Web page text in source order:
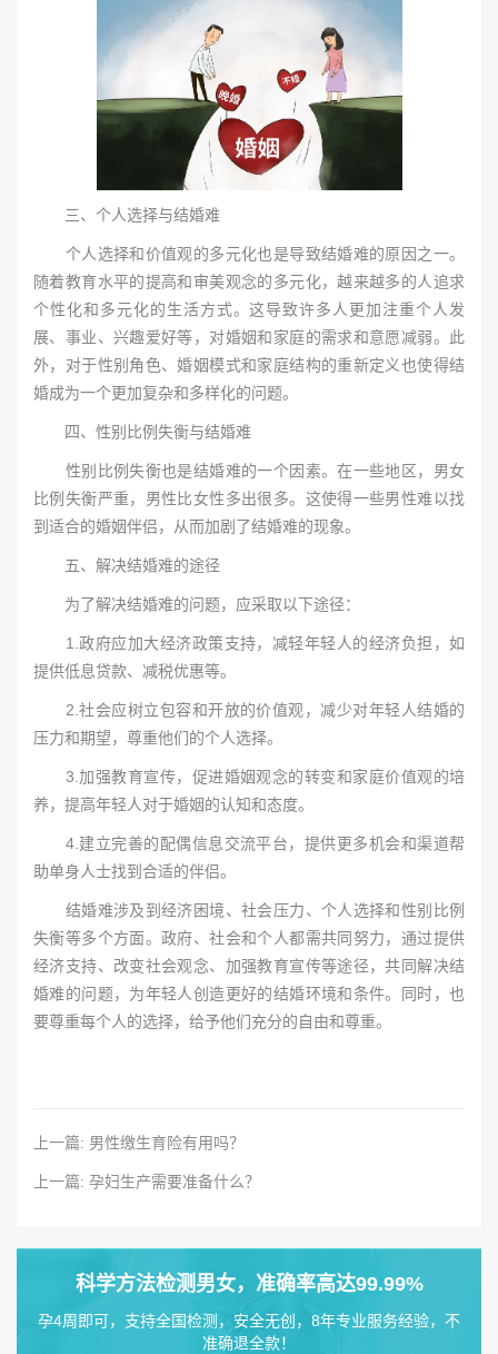
三、个人选择与结婚难
个人选择和价值观的多元化也是导致结婚难的原因之一。
随着教育水平的提高和审美观念的多元化，越来越多的人追求
个性化和多元化的生活方式。这导致许多人更加注重个人发
展、事业、兴趣爱好等，对婚姻和家庭的需求和意愿减弱。此
外，对于性别角色、婚姻模式和家庭结构的重新定义也使得结
婚成为一个更加复杂和多样化的问题。
四、性别比例失衡与结婚难
性别比例失衡也是结婚难的一个因素。在一些地区，男女
比例失衡严重，男性比女性多出很多。这使得一些男性难以找
到适合的婚姻伴侣，从而加剧了结婚难的现象。
五、解决结婚难的途径
为了解决结婚难的问题，应采取以下途径：
1.政府应加大经济政策支持，减轻年轻人的经济负担，如
提供低息贷款、减税优惠等。
2.社会应树立包容和开放的价值观，减少对年轻人结婚的
压力和期望，尊重他们的个人选择。
3.加强教育宣传，促进婚姻观念的转变和家庭价值观的培
养，提高年轻人对于婚姻的认知和态度。
4.建立完善的配偶信息交流平台，提供更多机会和渠道帮
助单身人士找到合适的伴侣。
结婚难涉及到经济困境、社会压力、个人选择和性别比例
失衡等多个方面。政府、社会和个人都需共同努力，通过提供
经济支持、改变社会观念、加强教育宣传等途径，共同解决结
婚难的问题，为年轻人创造更好的结婚环境和条件。同时，也
要尊重每个人的选择，给予他们充分的自由和尊重。
上一篇: 男性缴生育险有用吗？
上一篇: 孕妇生产需要准备什么？
科学方法检测男女，准确率高达99.99%
孕4周即可，支持全国检测，安全无创，8年专业服务经验，不
准确退全款！